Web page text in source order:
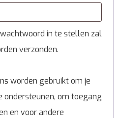
in te stellen zal
verzonden.
worden gebruikt om je
ondersteunen, om toegang
en voor andere